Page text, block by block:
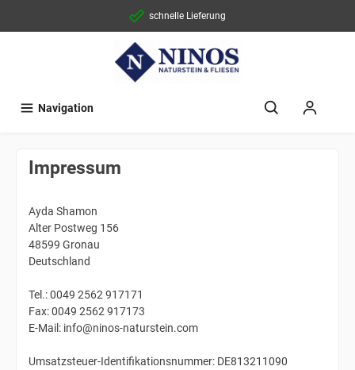
schnelle Lieferung
Navigation
Impressum
Ayda Shamon
Alter Postweg 156
48599 Gronau
Deutschland
Tel.: 0049 2562 917171
Fax: 0049 2562 917173
E-Mail: info@ninos-naturstein.com
Umsatzsteuer-Identifikationsnummer: DE813211090